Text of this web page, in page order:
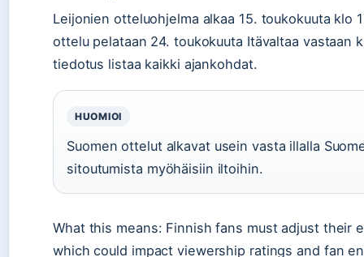
Leijonien otteluohjelma alkaa 15. toukokuuta klo
ottelu pelataan 24. toukokuuta Itävaltaa vastaan
tiedotus listaa kaikki ajankohdat.
HUOMIOI
Suomen ottelut alkavat usein vasta illalla
sitoutumista myöhäisiin iltoihin.
What this means: Finnish fans must adjust their
which could impact viewership ratings and fan